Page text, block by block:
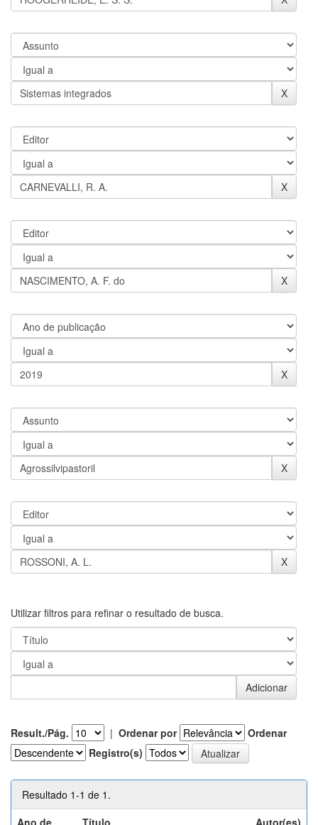
Utilizar filtros para refinar o resultado de busca.
Result./Pág. | Ordenar por
Ordenar
Registro(s)
Resultado 1-1 de 1.
Ano de
Título Autor(es)